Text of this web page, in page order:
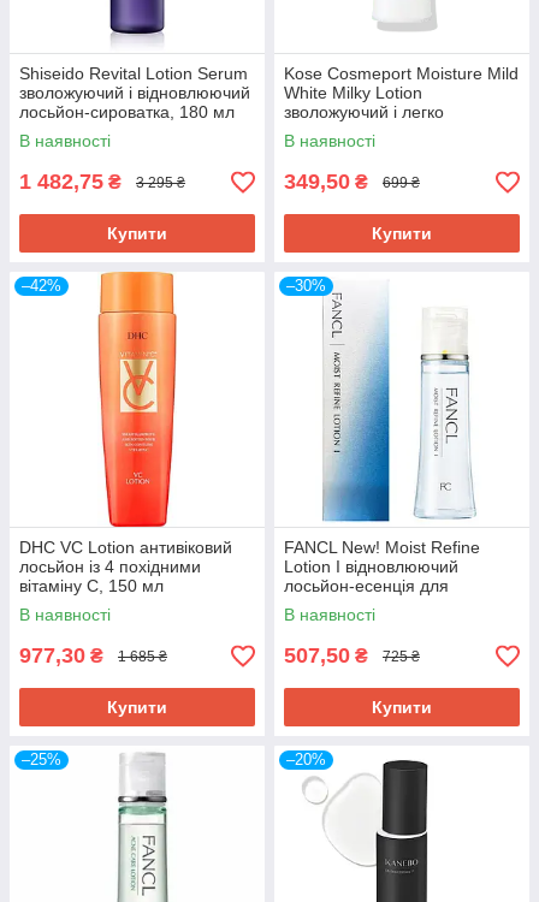
Shiseido Revital Lotion Serum
зволожуючий і відновлюючий
лосьйон-сироватка, 180 мл
В наявності
1 482,75 ₴ 3 295 ₴
Купити
Kose Cosmeport Moisture Mild
White Milky Lotion
зволожуючий і легко
освітлюючий лосьйон з
маточним молочком, 140 мл
В наявності
349,50 ₴ 699 ₴
Купити
–42%
DHC VC Lotion антивіковий
лосьйон із 4 похідними
вітаміну С, 150 мл
В наявності
977,30 ₴ 1 685 ₴
Купити
–30%
FANCL New! Moist Refine
Lotion I відновлюючий
лосьйон-есенція для
нормальної і жирної шкіри,
30мл. До 10/2026
В наявності
507,50 ₴ 725 ₴
Купити
–25% –20%